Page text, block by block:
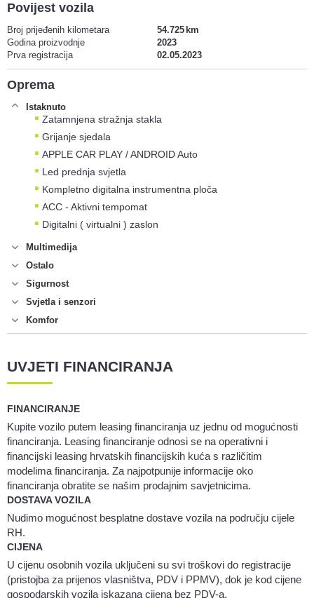
Povijest vozila
Broj prijeđenih kilometara
54.725
Godina proizvodnje
2023
Prva registracija
02.05.2023
Oprema
Istaknuto
Zatamnjena stražnja stakla
Grijanje sjedala
APPLE CAR PLAY / ANDROID Auto
Led prednja svjetla
Kompletno digitalna instrumentna ploča
ACC - Aktivni tempomat
Digitalni ( virtualni ) zaslon
Multimedija
Ostalo
Sigurnost
Svjetla i senzori
Komfor
UVJETI FINANCIRANJA
FINANCIRANJE
Kupite vozilo putem leasing financiranja uz jednu od mogućnosti
financiranja. Leasing financiranje odnosi se na operativni i
financijski leasing hrvatskih financijskih kuća s različitim
modelima financiranja. Za najpotpunije informacije oko
financiranja obratite se našim prodajnim savjetnicima.
DOSTAVA VOZILA
Nudimo mogućnost besplatne dostave vozila na području cijele
RH.
CIJENA
U cijenu osobnih vozila uključeni su svi troškovi do registracije
(pristojba za prijenos vlasništva, PDV i PPMV), dok je kod cijene
gospodarskih vozila iskazana cijena bez PDV-a.